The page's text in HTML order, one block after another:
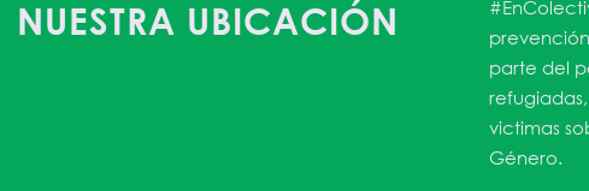
NUESTRA UBICACIÓN
parte del
victimas
Género.